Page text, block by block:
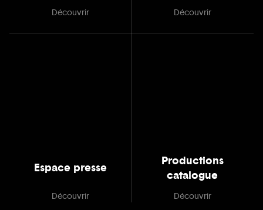
Découvrir Découvrir
Espace presse
Découvrir
Productions
catalogue
Découvrir